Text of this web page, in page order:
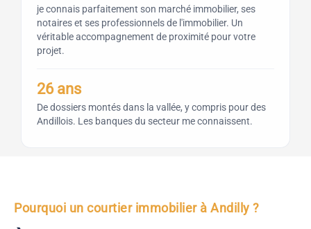
je connais parfaitement son marché immobilier, ses
notaires et ses professionnels de l'immobilier. Un
véritable accompagnement de proximité pour votre
projet.
26 ans
De dossiers montés dans la vallée, y compris pour des
Andillois. Les banques du secteur me connaissent.
Pourquoi un courtier immobilier à Andilly ?